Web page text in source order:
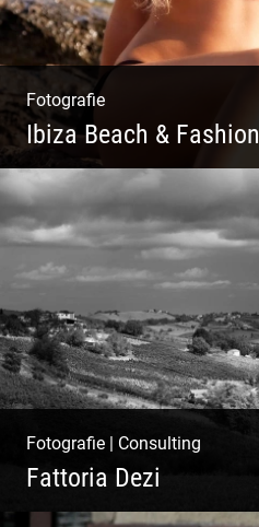
Fotografie
Ibiza Beach & Fashion
Ibiza Beach & Fashion
Fotografie | Consulting
Fattoria Dezi